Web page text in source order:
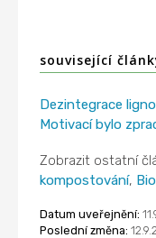
související
Dezintegrace
Motivací bylo
Zobrazit ostatní
kompostování,
Datum uveřejnění:
Poslední změna: